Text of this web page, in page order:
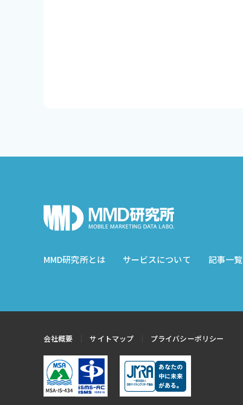
MMD研究所とは サービスについて 記事一覧
会社概要 サイトマップ プライバシーポリシー